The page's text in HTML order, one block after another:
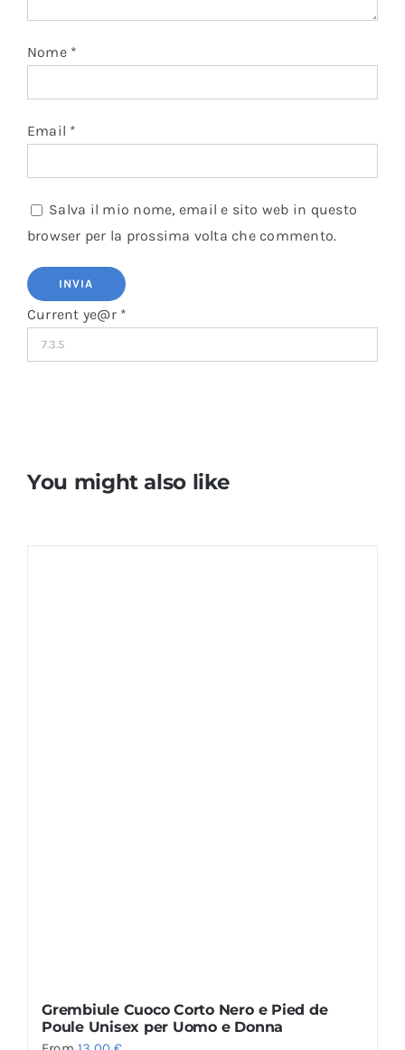
Nome *
Email *
Salva il mio nome, email e sito web in questo
browser per la prossima volta che commento.
Current ye@r *
You might also like
Grembiule Cuoco Corto Nero e Pied de
Poule Unisex per Uomo e Donna